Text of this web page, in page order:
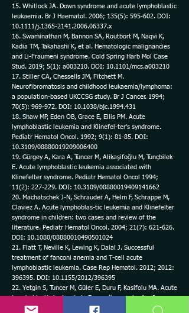
15. Whitlock JA. Down syndrome and acute lymphoblastic
leukaemia. Br J Haematol. 2006; 135(5): 595-602. DOI:
10.1111/j.1365-2141.2006.06337.x
16. Swaminathan M, Bannon SA, Routbort M, Naqvi K,
Kadia TM, Takahashi K, et al. Hematologic malignancies
and Li-Fraumeni syndrome. Cold Spring Harb Mol Case
Stud. 2019; 5(1): a003210. DOI: 10.1101/mcs.a003210
17. Stiller CA, Chessells JM, Fitchett M.
Neurofibromatosis and childhood leukaemia/lymphoma:
a population-based UKCCSG study. Br J Cancer. 1994;
70(5): 969-972. DOI: 10.1038/bjc.1994.431
18. Shaw MP, Eden OB, Grace E, Ellis PM. Acute
lymphoblastic leukemia and Klinefel-ter's syndrome.
Pediatr Hematol Oncol. 1992; 9(1): 81-85. DOI:
10.3109/08880019209006400
19. Gürgey A, Kara A, Tuncer M, Alikaşifoğlu M, Tunçbilek
E. Acute lymphoblastic leukemia associated with
Klinefelter syndrome. Pediatr Hematol Oncol 1994;
11(2): 227-229. DOI: 10.3109/08880019409141662
20. Machatschek J-N, Schrauder A, Helm F, Schrappe M,
Claviez A. Acute lymphoblas-tic leukemia and Klinefelter
syndrome in children: two cases and review of the
literature. Pediatr Hematol Oncol. 2004; 21(7): 621-626.
DOI: 10.1080/08880010490501024
21. Flatt T, Neville K, Lewing K, Dalal J. Successful
treatment of fanconi anemia and T-cell acute
lymphoblastic leukemia. Case Rep Hematol. 2012; 2012:
396395. DOI: 10.1155/2012/396395
22. Yetgin S, Tuncer M, Güler E, Duru F, Kasifolu MA. Acute
lymphoblastic leukemia in Fanconi's anemia. Am J
Hematol. 1994; 45(1): 94. DOI: 10.1002/ajh.2830450117